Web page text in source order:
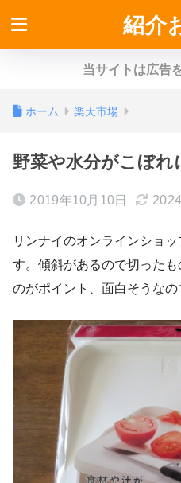
紹介
当サイトは広告
ホーム 楽天市場
野菜や水分がこぼ
2019年10月10日
リンナイのオンラインショ
す。傾斜があるので切った
のがポイント、面白そうなの